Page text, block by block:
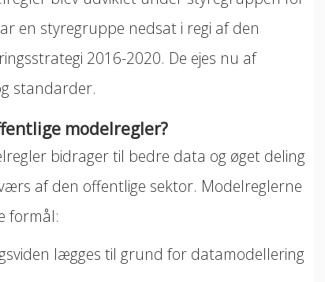
en styregruppe nedsat i regi af den
2016-2020. De ejes nu af
standarder.
modelregler?
bidrager til bedre data og øget deling
af den offentlige sektor. Modelreglerne
formål:
lægges til grund for datamodellering